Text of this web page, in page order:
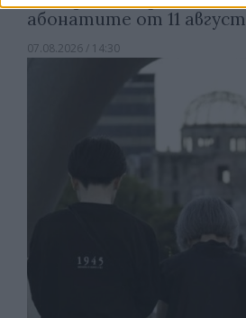
абонатите от 11 август
07.08.2026 / 14:30